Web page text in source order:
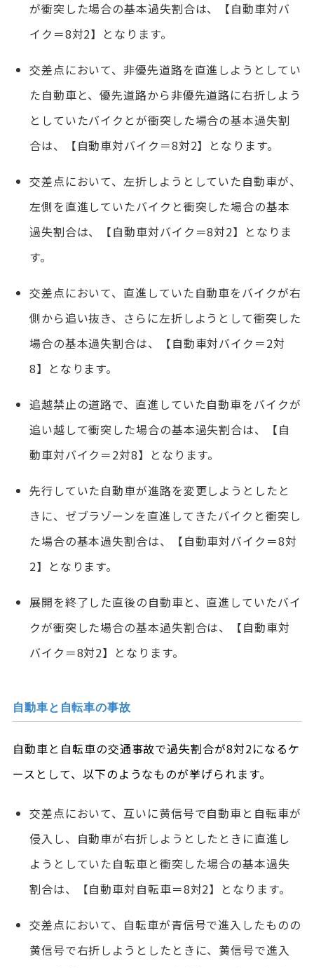
が衝突した場合の基本過失割合は、【自動車対バ
イク＝8対2】となります。
交差点において、非優先道路を直進しようとしてい
た自動車と、優先道路から非優先道路に右折しよう
としていたバイクとが衝突した場合の基本過失割
合は、【自動車対バイク＝8対2】となります。
交差点において、左折しようとしていた自動車が、
左側を直進していたバイクと衝突した場合の基本
過失割合は、【自動車対バイク＝8対2】となりま
す。
交差点において、直進していた自動車をバイクが右
側から追い抜き、さらに左折しようとして衝突した
場合の基本過失割合は、【自動車対バイク＝2対
8】となります。
追越禁止の道路で、直進していた自動車をバイクが
追い越して衝突した場合の基本過失割合は、【自
動車対バイク＝2対8】となります。
先行していた自動車が進路を変更しようとしたと
きに、ゼブラゾーンを直進してきたバイクと衝突し
た場合の基本過失割合は、【自動車対バイク＝8対
2】となります。
展開を終了した直後の自動車と、直進していたバイ
クが衝突した場合の基本過失割合は、【自動車対
バイク＝8対2】となります。
自動車と自転車の事故
自動車と自転車の交通事故で過失割合が8対2になるケ
ースとして、以下のようなものが挙げられます。
交差点において、互いに黄信号で自動車と自転車が
侵入し、自動車が右折しようとしたときに直進し
ようとしていた自転車と衝突した場合の基本過失
割合は、【自動車対自転車＝8対2】となります。
交差点において、自転車が青信号で進入したものの
黄信号で右折しようとしたときに、黄信号で進入